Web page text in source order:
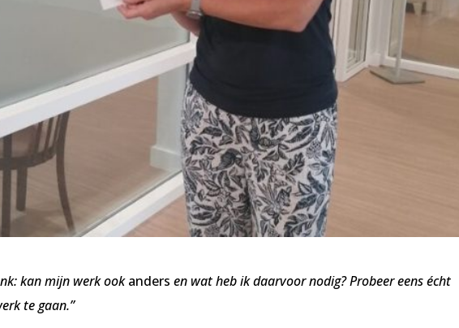
kan mijn werk ookanders en wat heb ik daarvoor nodig? Probeer eens écht
te gaan.”